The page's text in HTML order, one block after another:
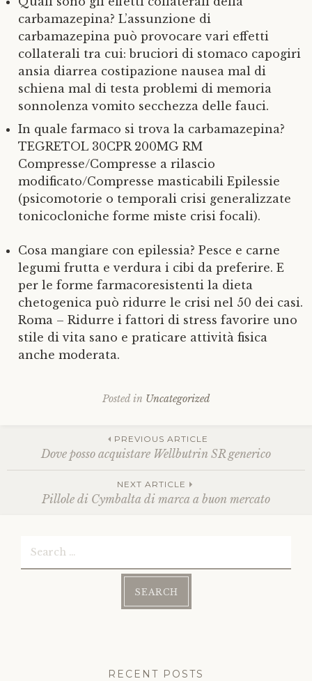
carbamazepina? L’assunzione di
carbamazepina può provocare vari effetti
collaterali tra cui: bruciori di stomaco capogiri
ansia diarrea costipazione nausea mal di
schiena mal di testa problemi di memoria
sonnolenza vomito secchezza delle fauci.
In quale farmaco si trova la carbamazepina?
TEGRETOL 30CPR 200MG RM
Compresse/Compresse a rilascio
modificato/Compresse masticabili Epilessie
(psicomotorie o temporali crisi generalizzate
tonicocloniche forme miste crisi focali).
Cosa mangiare con epilessia? Pesce e carne
legumi frutta e verdura i cibi da preferire. E
per le forme farmacoresistenti la dieta
chetogenica può ridurre le crisi nel 50 dei casi.
Roma – Ridurre i fattori di stress favorire uno
stile di vita sano e praticare attività fisica
anche moderata.
Posted in Uncategorized
Post
navigation
PREVIOUS ARTICLE
Dove posso acquistare Wellbutrin SR generico
NEXT ARTICLE
Pillole di Cymbalta di marca a buon mercato
RECENT POSTS